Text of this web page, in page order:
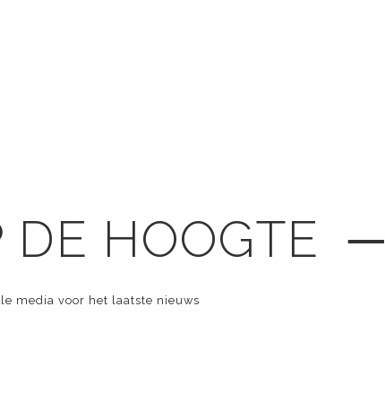
HOOGTE ─
media voor het laatste nieuws